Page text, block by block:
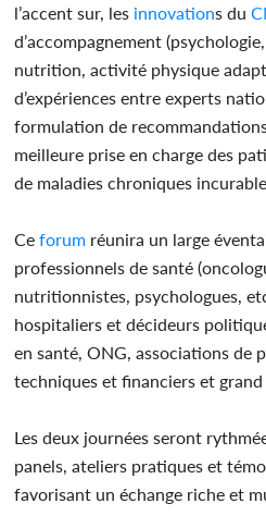
l’accent sur, les innovations du
d’accompagnement
nutrition, activité physique
d’expériences entre experts
formulation de
meilleure prise en charge des
de maladies chroniques
Ce forum réunira un large
professionnels de santé
nutritionnistes, psychologues,
hospitaliers et décideurs
en santé, ONG, associations de
techniques et financiers et
Les deux journées seront
panels, ateliers pratiques et
favorisant un échange riche et